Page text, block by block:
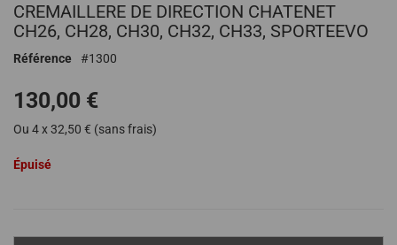
au
début
la
d’images
CREMAILLERE DE DIRECTION CHATENET
CH26, CH28, CH30, CH32, CH33, SPORTEEVO
Référence 1300
130,00 €
Ou 4 x 32,50 € (sans frais)
Épuisé